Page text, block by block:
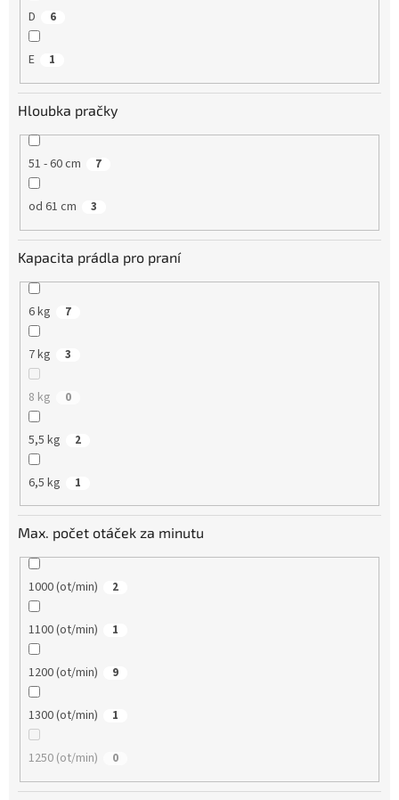
D 6
E 1
Hloubka pračky
51 - 60 cm 7
od 61 cm 3
Kapacita prádla pro praní
6 kg 7
7 kg 3
8 kg 0
5,5 kg 2
6,5 kg 1
Max. počet otáček za minutu
1000 (ot/min) 2
1100 (ot/min) 1
1200 (ot/min) 9
1300 (ot/min) 1
1250 (ot/min) 0